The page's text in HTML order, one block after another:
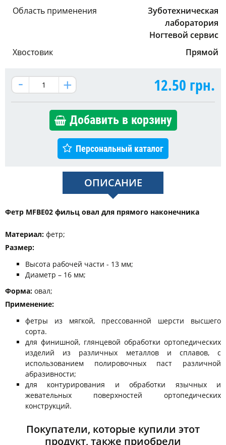
Область применения
Зуботехническая
лаборатория
Ногтевой сервис
Хвостовик
Прямой
12.50 грн.
Добавить в корзину
Персональный каталог
ОПИСАНИЕ
Фетр MFBE02 фильц овал для прямого наконечника
Материал: фетр;
Размер:
Высота рабочей части - 13 мм;
Диаметр – 16 мм;
Форма: овал;
Применение:
фетры из мягкой, прессованной шерсти высшего
сорта.
для финишной, глянцевой обработки ортопедических
изделий из различных металлов и сплавов, с
использованием полировочных паст различной
абразивности;
для контурирования и обработки язычных и
жевательных поверхностей ортопедических
конструкций.
Покупатели, которые купили этот
продукт, также приобрели